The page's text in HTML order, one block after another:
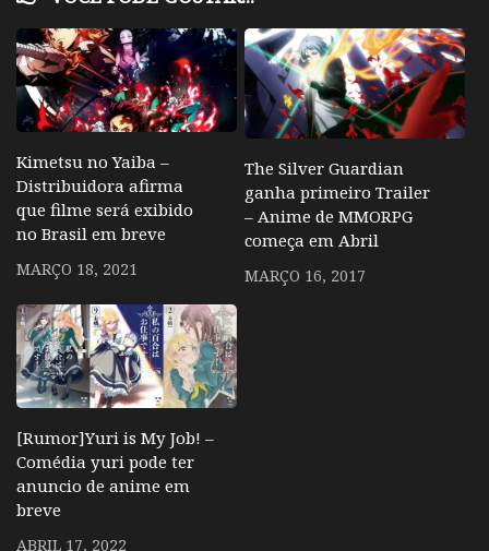
Kimetsu no Yaiba –
Distribuidora afirma
que filme será exibido
no Brasil em breve
MARÇO 18, 2021
The Silver Guardian
ganha primeiro Trailer
– Anime de MMORPG
começa em Abril
MARÇO 16, 2017
[Rumor]Yuri is My Job! –
Comédia yuri pode ter
anuncio de anime em
breve
ABRIL 17, 2022